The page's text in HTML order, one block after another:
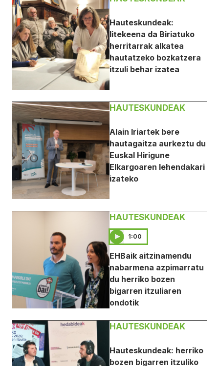
Hauteskundeak:
litekeena da Biriatuko
herritarrak alkatea
hautatzeko bozkatzera
itzuli behar izatea
HAUTESKUNDEAK
Alain Iriartek bere
hautagaitza aurkeztu du
Euskal Hirigune
Elkargoaren lehendakari
izateko
HAUTESKUNDEAK
1:00
EHBaik aitzinamendu
nabarmena azpimarratu
du herriko bozen
bigarren itzuliaren
ondotik
HAUTESKUNDEAK
Hauteskundeak: herriko
bozen bigarren itzuliko